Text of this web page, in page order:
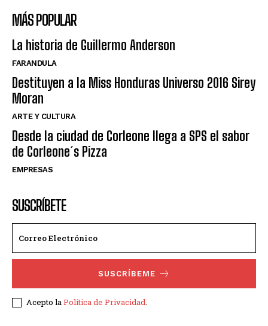
MÁS POPULAR
La historia de Guillermo Anderson
FARANDULA
Destituyen a la Miss Honduras Universo 2016 Sirey
Moran
ARTE Y CULTURA
Desde la ciudad de Corleone llega a SPS el sabor
de Corleone´s Pizza
EMPRESAS
SUSCRÍBETE
SUSCRÍBEME
Acepto laPolítica de Privacidad.